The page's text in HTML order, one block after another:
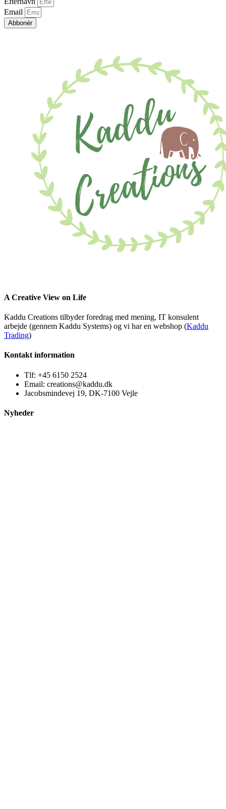
Email
Abbonér
A Creative View on Life
Kaddu Creations tilbyder foredrag med mening, IT konsulent
arbejde (gennem Kaddu Systems) og vi har en webshop (Kaddu
Trading)
Kontakt information
Tlf: +45 6150 2524
Email: creations@kaddu.dk
Jacobsmindevej 19, DK-7100 Vejle
Nyheder